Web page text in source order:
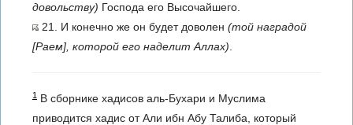
довольству) Господа его Высочайшего.
21. И конечно же он будет доволен (той наградой
[Раем] , которой его наделит Аллах)
1 В сборнике хадисов аль-Бухари и Муслима
приводится хадис от Али ибн Абу Талиба, который